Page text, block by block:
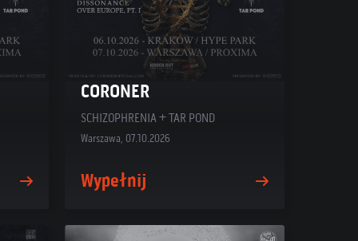
CORONER
SCHIZOPHRENIA + TAR POND
Warszawa, 07.10.2026
Wypełnij